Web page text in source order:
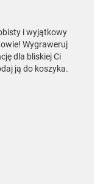
i wyjątkowy
Wygraweruj
dla bliskiej Ci
ją do koszyka.